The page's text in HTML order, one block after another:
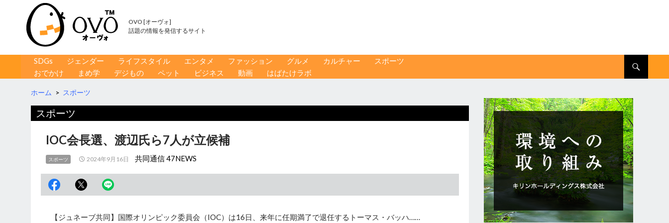
OVO [オーヴォ]
話題の情報を発信するサイト
コンテンツへ移動
SDGs ジェンダー ライフスタイル エンタメ ファッション グルメ カルチャー
スポーツ
おでかけ
まめ学 デジもの ペット ビジネス 動画 はばたけラボ
ホーム > スポーツ
スポーツ
IOC会長選、渡辺氏ら7人が立候補
スポーツ 2024年9月16日 共同通信 47NEWS
【ジュネーブ共同】国際オリンピック委員会（IOC）は16日、来年に任期満了で退任するトーマス・バッハ……